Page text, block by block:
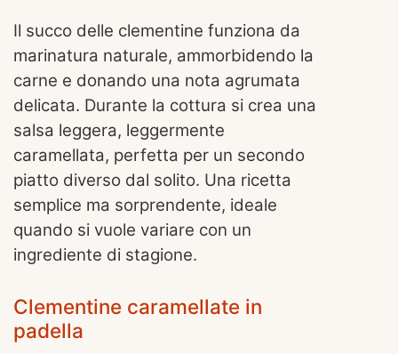
Il succo delle clementine funziona da
marinatura naturale, ammorbidendo la
carne e donando una nota agrumata
delicata. Durante la cottura si crea una
salsa leggera, leggermente
caramellata, perfetta per un secondo
piatto diverso dal solito. Una ricetta
semplice ma sorprendente, ideale
quando si vuole variare con un
ingrediente di stagione.
Clementine caramellate in
padella